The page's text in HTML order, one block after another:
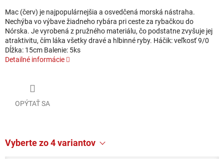
Jednotková cena:
Mac (červ) je najpopulárnejšia a osvedčená morská nástraha.
Nechýba vo výbave žiadneho rybára pri ceste za rybačkou do
Nórska. Je vyrobená z pružného materiálu, čo podstatne zvyšuje jej
atraktivitu, čím láka všetky dravé a hlbinné ryby. Háčik: veľkosť 9/0
Dĺžka: 15cm Balenie: 5ks
Detailné informácie
OPÝTAŤ SA
Vyberte zo 4 variantov